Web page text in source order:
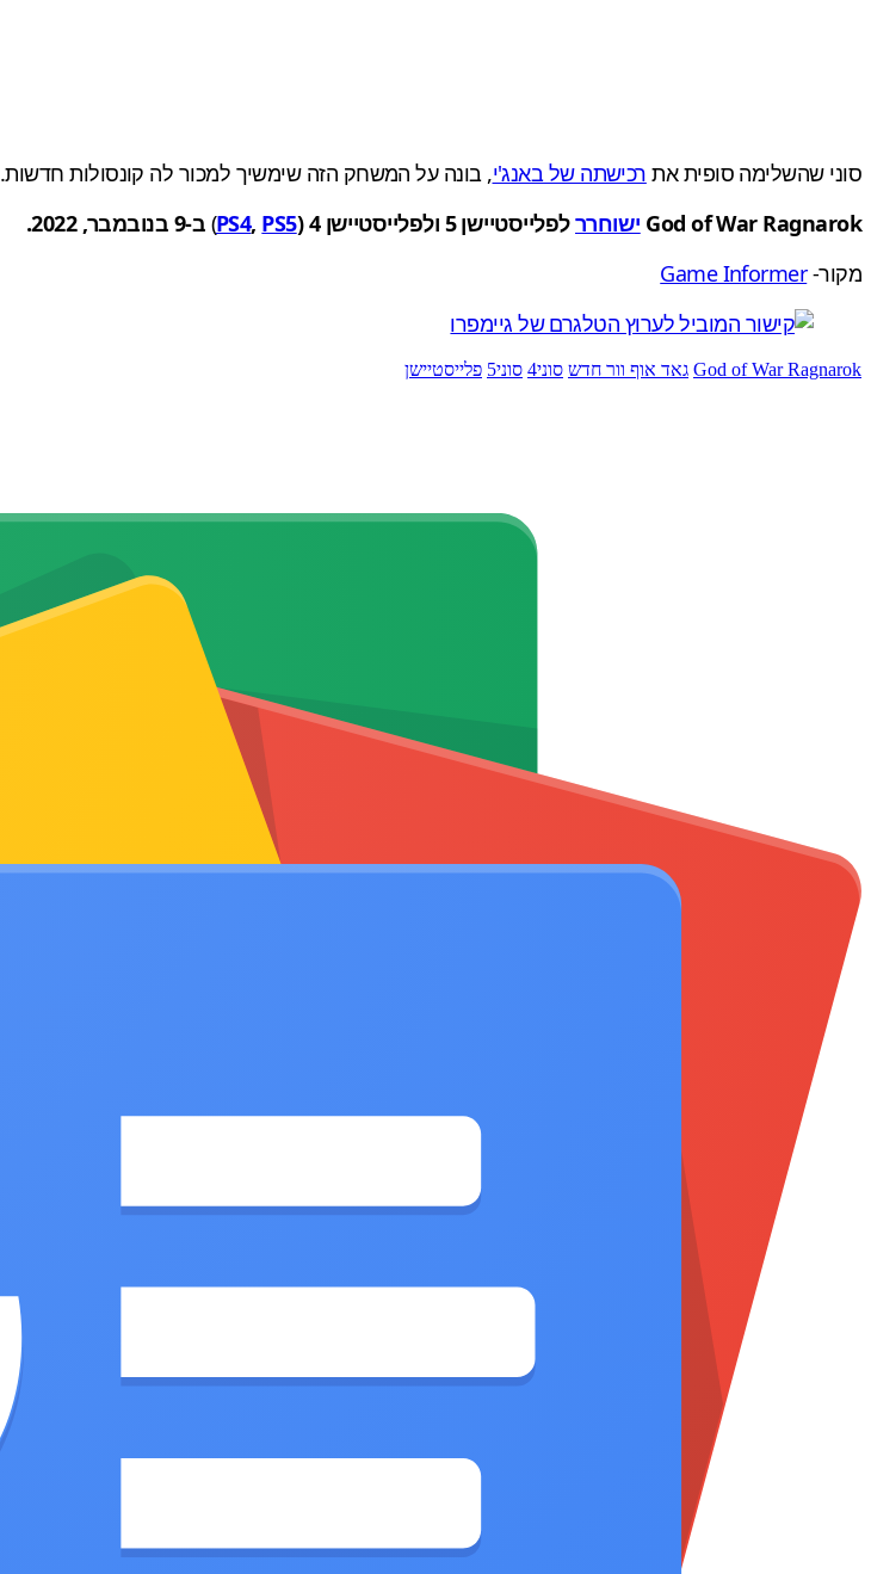
סוני שהשלימה סופית את רכישתה של באנג'י, בונה על המשחק הזה שימשיך למכור לה קונסולות חדשות.
God of War Ragnarok ישוחררלפלייסטיישן 5 ולפלייסטיישן 4 ( PS4, PS5
) ב-9 בנובמבר, 2022.
מקור-Game Informer
God of War Ragnarok גאד אוף וור חדש סוני4 סוני5 פלייסטיישן